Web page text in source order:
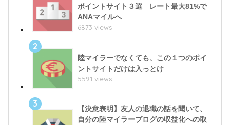
ポイントサイト３選 レート最大81%で
ANAマイルへ
6873 views
2
陸マイラーでなくても、この１つのポイ
ントサイトだけは入っとけ
5591 views
3
【決意表明】友人の退職の話を聞いて、
自分の陸マイラーブログの収益化への取